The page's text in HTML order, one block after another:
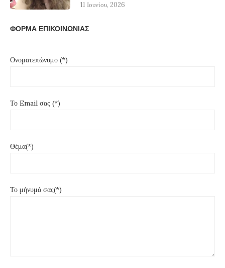
11 Ιουνίου, 2026
ΦΟΡΜΑ ΕΠΙΚΟΙΝΩΝΙΑΣ
Ονοματεπώνυμο (*)
Το Email σας (*)
Θέμα(*)
Το μήνυμά σας(*)